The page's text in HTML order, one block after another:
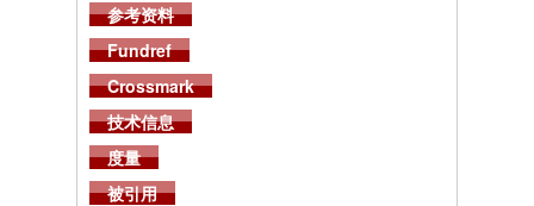
参考资料
Fundref
Crossmark
技术信息
度量
被引用